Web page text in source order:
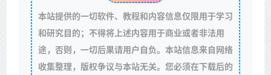
本站提供的一切软件、教程和内容信息仅限用于学习
和研究目的；不得将上述内容用于商业或者非法用
途，否则，一切后果请用户自负。本站信息来自网络
收集整理，版权争议与本站无关。您必须在下载后的